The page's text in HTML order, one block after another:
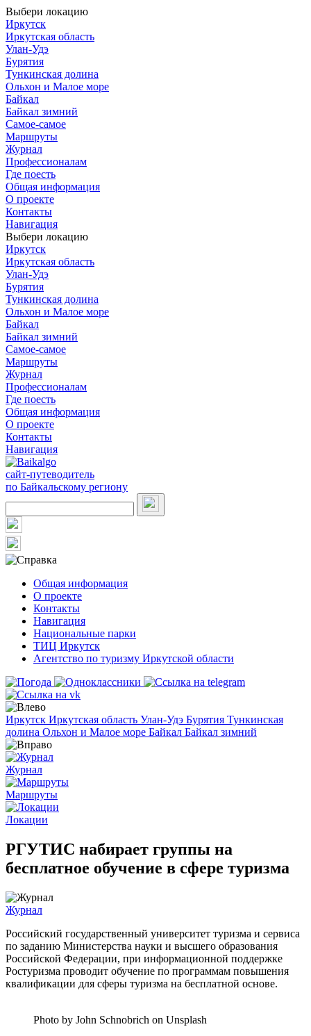
Выбери локацию
Иркутск
Иркутская область
Улан-Удэ
Бурятия
Тункинская долина
Ольхон и Малое море
Байкал
Байкал зимний
Самое-самое
Маршруты
Журнал
Профессионалам
Где поесть
Общая информация
О проекте
Контакты
Навигация
Выбери локацию
Иркутск
Иркутская область
Улан-Удэ
Бурятия
Тункинская долина
Ольхон и Малое море
Байкал
Байкал зимний
Самое-самое
Маршруты
Журнал
Профессионалам
Где поесть
Общая информация
О проекте
Контакты
Навигация
сайт-путеводитель
по Байкальскому региону
Общая информация
О проекте
Контакты
Навигация
Национальные парки
ТИЦ Иркутск
Агентство по туризму Иркутской области
Иркутск Иркутская область Улан-Удэ Бурятия Тункинская
долина Ольхон и Малое море Байкал Байкал зимний
Журнал
Маршруты
Локации
РГУТИС набирает группы на
бесплатное обучение в сфере туризма
Журнал
Российский государственный университет туризма и сервиса
по заданию Министерства науки и высшего образования
Российской Федерации, при информационной поддержке
Ростуризма проводит обучение по программам повышения
квалификации для сферы туризма на бесплатной основе.
Photo by John Schnobrich on Unsplash